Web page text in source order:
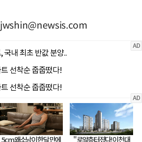
jwshin@newsis.com